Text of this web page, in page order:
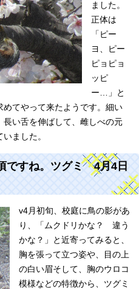
ました。
正体は
「ピー
ヨ、ピー
ピョピョ
ッピ
ー…」と
てやって来たようです。細い
長い舌を伸ばして、雌しべの元
ました。
ですね。ツグミ 4月4日
v4月初旬、校庭に鳥の影があ
り、「ムクドリかな？ 違う
かな？」と近寄ってみると、
胸を張って立つ姿や、目の上
の白い眉そして、胸のウロコ
模様などの特徴から、ツグミ